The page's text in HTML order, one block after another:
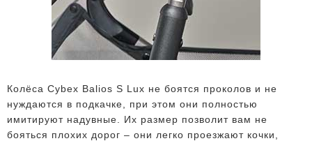
Колёса Cybex Balios S Lux не боятся проколов и не
нуждаются в подкачке, при этом они полностью
имитируют надувные. Их размер позволит вам не
бояться плохих дорог – они легко проезжают кочки,